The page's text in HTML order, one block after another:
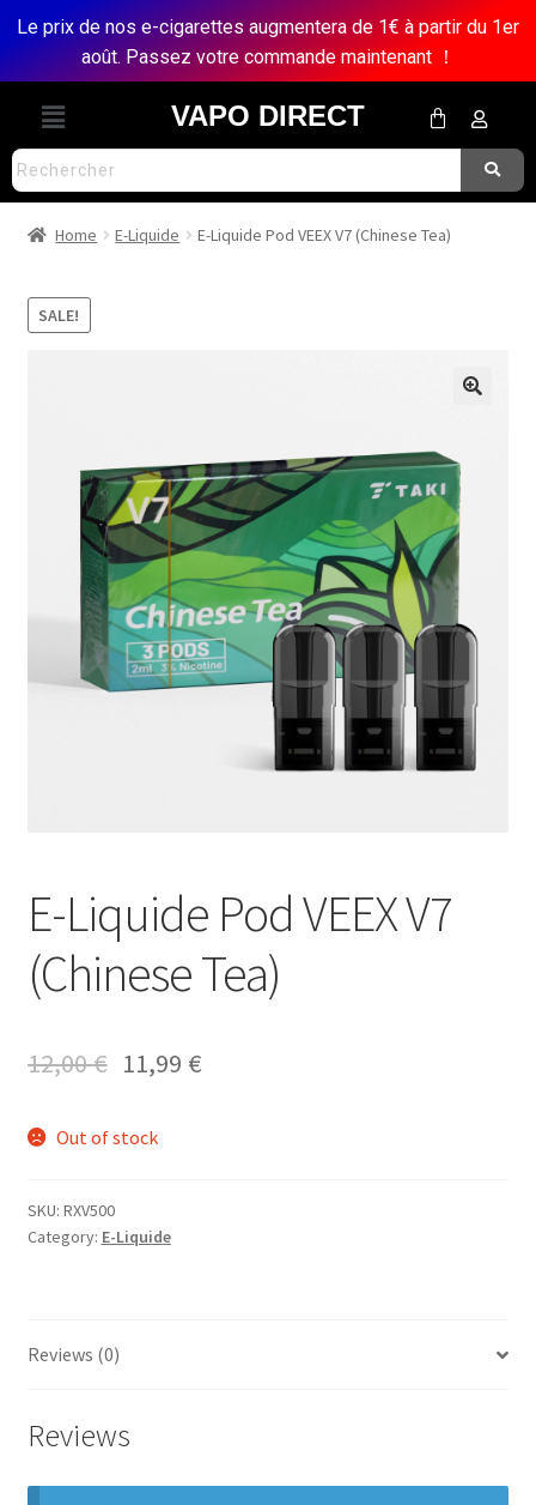
Le prix de nos e-cigarettes augmentera de 1€ à partir du 1er
août. Passez votre commande maintenant ！
VAPO DIRECT
Home E-Liquide E-Liquide Pod VEEX V7 (Chinese Tea)
SALE!
E-Liquide Pod VEEX V7
(Chinese Tea)
12,00€ 11,99 €
Out of stock
SKU: RXV500
Category: E-Liquide
Reviews (0)
Reviews